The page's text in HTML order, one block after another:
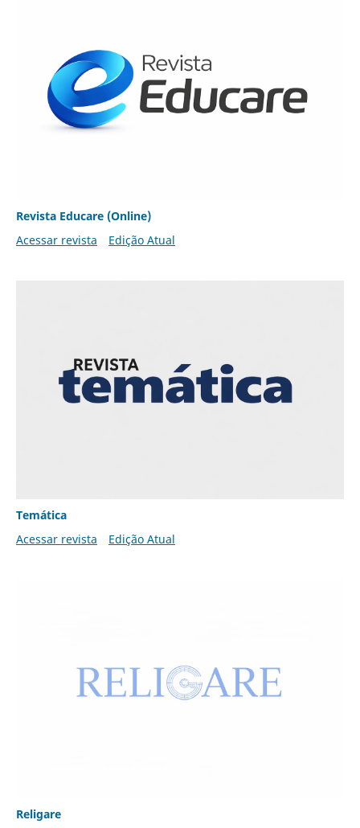
Revista Educare (Online)
Acessar revista
Edição Atual
Temática
Acessar revista
Edição Atual
Religare